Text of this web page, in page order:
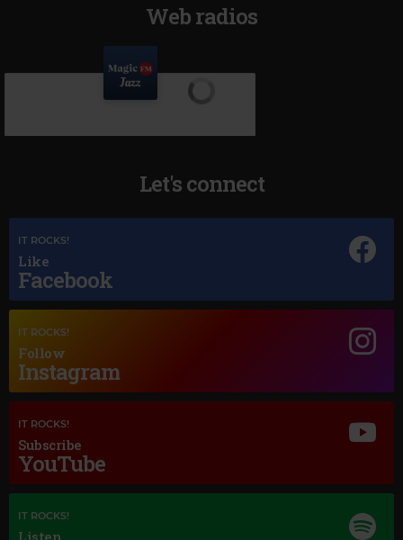
Web radios
BENNY GOODMAN–STOMPIN AT THE SAVOY
Let's connect
IT ROCKS!
Like
Facebook
IT ROCKS!
Follow
Instagram
IT ROCKS!
Subscribe
YouTube
IT ROCKS!
Listen